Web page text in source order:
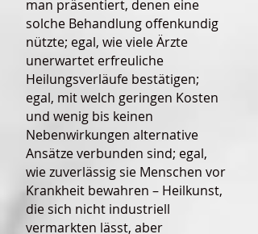
man präsentiert, denen eine
solche Behandlung offenkundig
nützte; egal, wie viele Ärzte
unerwartet erfreuliche
Heilungsverläufe bestätigen;
egal, mit welch geringen Kosten
und wenig bis keinen
Nebenwirkungen alternative
Ansätze verbunden sind; egal,
wie zuverlässig sie Menschen vor
Krankheit bewahren – Heilkunst,
die sich nicht industriell
vermarkten lässt, aber